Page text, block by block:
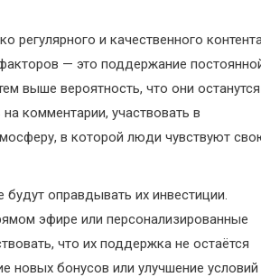
регулярного и качественного
— это поддержание
выше вероятность, что они останутся
комментарии, участвовать в
в которой люди чувствуют
оправдывать их инвестиции.
эфире или персонализированные
что их поддержка не остаётся
новых бонусов или улучшение условий